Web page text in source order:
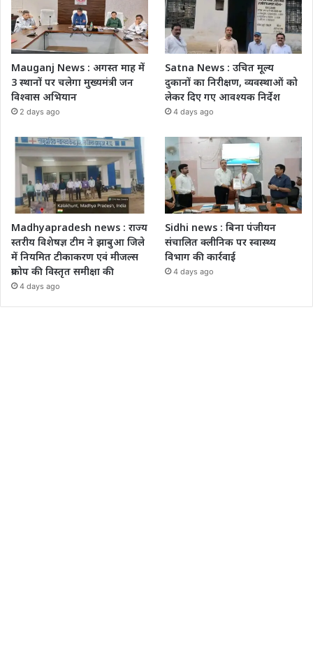
Mauganj News : अगस्त माह में
3 स्थानों पर चलेगा मुख्यमंत्री जन
विश्वास अभियान
2 days ago
Satna News : उचित मूल्य
दुकानों का निरीक्षण, व्यवस्थाओं को
लेकर दिए गए आवश्यक निर्देश
4 days ago
Madhyapradesh news : राज्य
स्तरीय विशेषज्ञ टीम ने झाबुआ जिले
में नियमित टीकाकरण एवं मीजल्स
प्रकोप की विस्तृत समीक्षा की
4 days ago
Sidhi news : बिना पंजीयन
संचालित क्लीनिक पर स्वास्थ्य
विभाग की कार्रवाई
4 days ago